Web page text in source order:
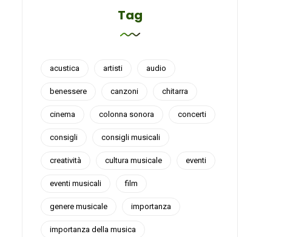
Tag
acustica artisti audio
benessere canzoni chitarra
cinema colonna sonora concerti
consigli consigli musicali
creatività cultura musicale eventi
eventi musicali film
genere musicale importanza
importanza della musica